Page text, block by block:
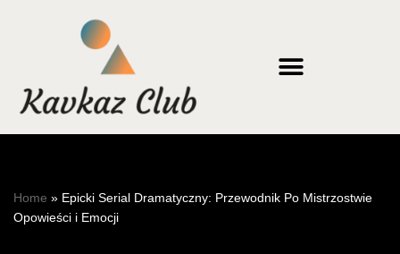
content
Home » Epicki Serial Dramatyczny: Przewodnik Po Mistrzostwie
Opowieści i Emocji